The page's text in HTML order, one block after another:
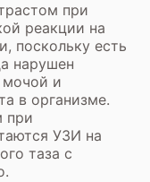
при
реакции на
поскольку есть
нарушен
мочой и
в организме.
при
УЗИ на
таза с